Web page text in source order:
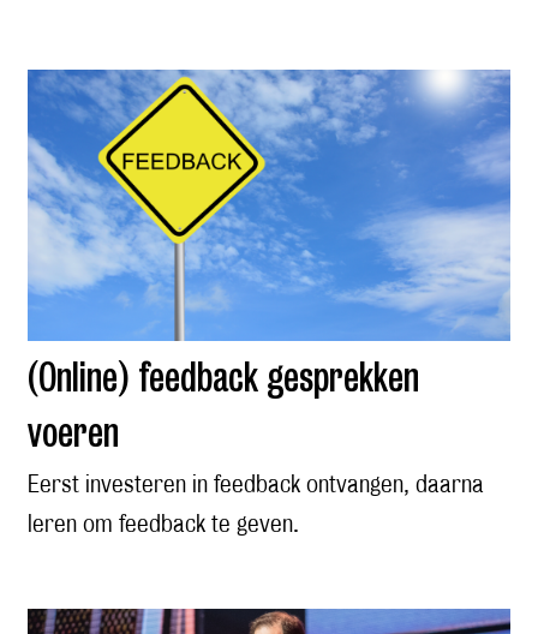
(Online) feedback gesprekken
voeren
Eerst investeren in feedback ontvangen, daarna
leren om feedback te geven.